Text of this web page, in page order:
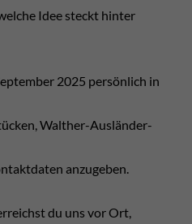
Idee steckt hinter
2025 persönlich in
Walther-Ausländer-
anzugeben.
du uns vor Ort,